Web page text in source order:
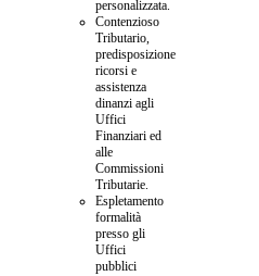
personalizzata.
Contenzioso
Tributario,
predisposizione
ricorsi e
assistenza
dinanzi agli
Uffici
Finanziari ed
alle
Commissioni
Tributarie.
Espletamento
formalità
presso gli
Uffici
pubblici